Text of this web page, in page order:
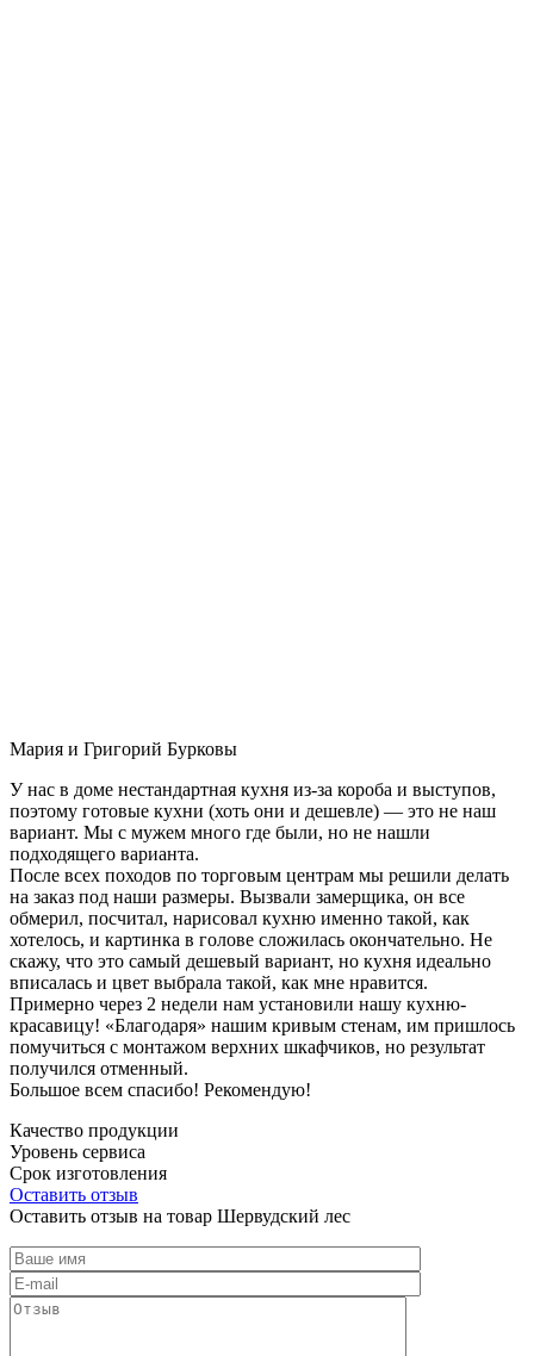
Мария и Григорий Бурковы
У нас в доме нестандартная кухня из-за короба и выступов,
поэтому готовые кухни (хоть они и дешевле) — это не наш
вариант. Мы с мужем много где были, но не нашли
подходящего варианта.
После всех походов по торговым центрам мы решили делать
на заказ под наши размеры. Вызвали замерщика, он все
обмерил, посчитал, нарисовал кухню именно такой, как
хотелось, и картинка в голове сложилась окончательно. Не
скажу, что это самый дешевый вариант, но кухня идеально
вписалась и цвет выбрала такой, как мне нравится.
Примерно через 2 недели нам установили нашу кухню-
красавицу! «Благодаря» нашим кривым стенам, им пришлось
помучиться с монтажом верхних шкафчиков, но результат
получился отменный.
Большое всем спасибо! Рекомендую!
Качество продукции
Уровень сервиса
Срок изготовления
Оставить отзыв
Оставить отзыв на товар Шервудский лес